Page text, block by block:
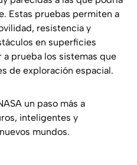
Estas pruebas permiten a
resistencia y
en superficies
prueba los sistemas que
de exploración espacial.
un paso más a
inteligentes y
mundos.